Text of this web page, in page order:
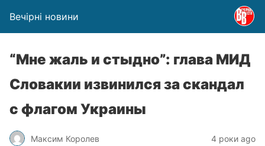
Вечірні новини
“Мне жаль и стыдно”: глава МИД
Словакии извинился за скандал
с флагом Украины
Максим Королев 4 роки ago